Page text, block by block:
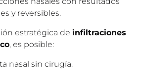
ácido hialurónico, una
que permite corregir
nasales con resultados
y reversibles.
estratégica de